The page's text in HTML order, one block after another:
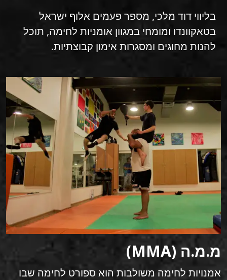
בליווי דוד מלכי, מספר פעמים אלוף ישראל
בטאקוונדו ומומחי במגוון אומניות לחימה, תוכל
להנות מחוגים ומסגרות אימון קבוצתיות.
מ.מ.ה (MMA)
אמנויות לחימה משולבות הוא ספורט לחימה שבו